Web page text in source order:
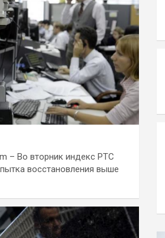
– Во вторник индекс РТС
восстановления выше